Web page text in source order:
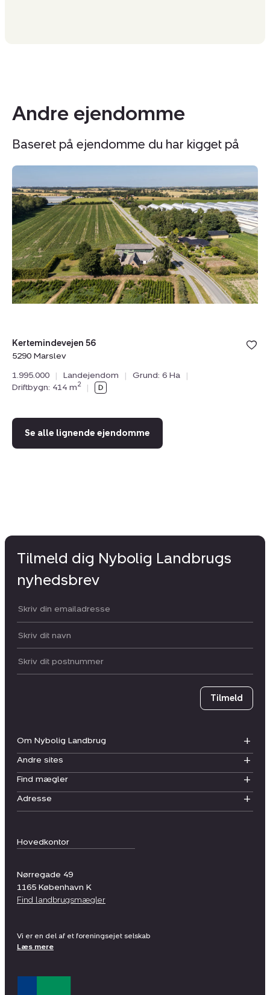
Andre ejendomme
Baseret på ejendomme du har kigget på
Kertemindevejen
56,
5290
Marslev
Kertemindevejen 56
5290 Marslev
1.995.000
| Landejendom | Grund: 6 Ha
|
Driftbygn: 414 m2 |
Se alle lignende ejendomme
Hovedkontor
Nørregade 49
1165 København K
Find landbrugsmægler
Om Nybolig Landbrug
Andre sites
Find mægler
Adresse
Tilmeld dig Nybolig Landbrugs
nyhedsbrev
Din email:
Dit navn:
Postnummer
Tilmeld
Vi er en del af et foreningsejet selskab
Læs mere